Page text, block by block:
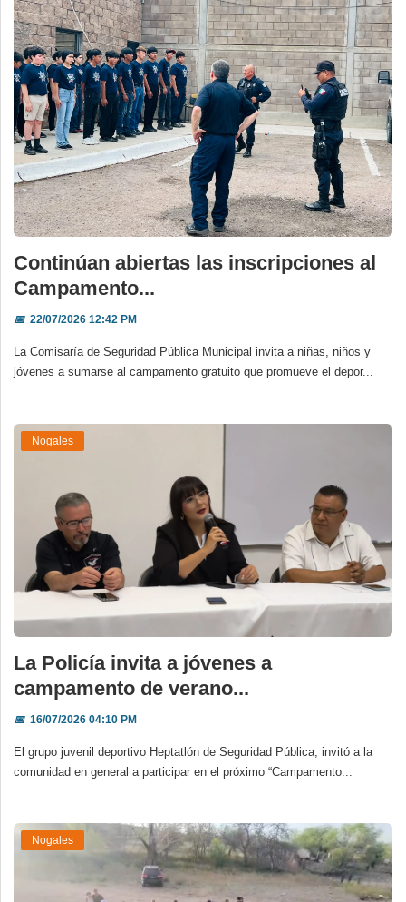
Continúan abiertas las inscripciones al
Campamento...
📅22/07/2026 12:42 PM
La Comisaría de Seguridad Pública Municipal invita a niñas, niños y
jóvenes a sumarse al campamento gratuito que promueve el depor...
Nogales
La Policía invita a jóvenes a
campamento de verano...
📅16/07/2026 04:10 PM
El grupo juvenil deportivo Heptatlón de Seguridad Pública, invitó a la
comunidad en general a participar en el próximo “Campamento...
Nogales